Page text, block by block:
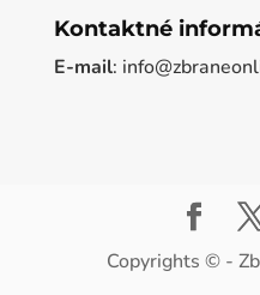
Kontaktné
E-mail:
Copyrights © -